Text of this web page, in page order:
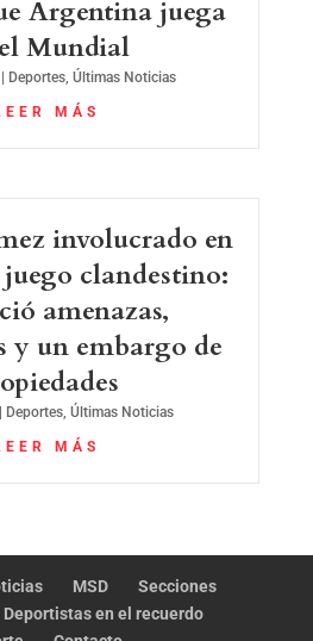
Argentina juega
Mundial
Deportes, Últimas Noticias
MÁS
involucrado en
clandestino:
amenazas,
y un embargo de
Deportes,Últimas Noticias
MÁS
MSD
Secciones
Deportistas en el recuerdo